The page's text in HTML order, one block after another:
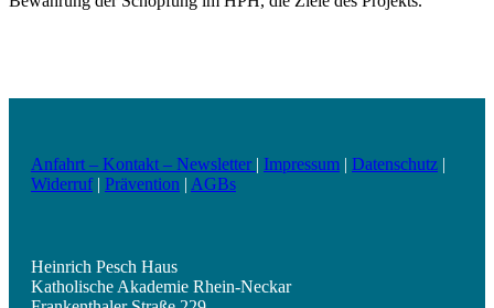
Anfahrt – Kontakt – Newsletter | Impressum | Datenschutz |
Widerruf| Prävention | AGBs
Heinrich Pesch Haus
Katholische Akademie Rhein-Neckar